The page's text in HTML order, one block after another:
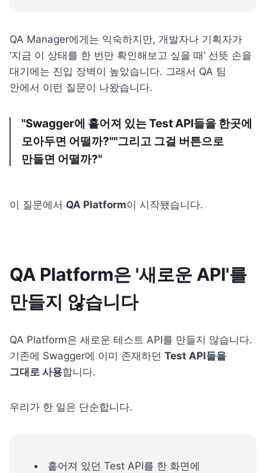
QA Manager에게는 익숙하지만, 개발자나 기획자가
‘지금 이 상태를 한 번만 확인해보고 싶을 때’ 선뜻 손을
대기에는 진입 장벽이 높았습니다. 그래서 QA 팀
안에서 이런 질문이 나왔습니다.
"Swagger에 흩어져 있는 Test API들을 한곳에
모아두면 어떨까?""그리고 그걸 버튼으로
만들면 어떨까?"
이 질문에서 QA Platform이 시작됐습니다.
QA Platform은 '새로운 API'를
만들지 않습니다
QA Platform은 새로운 테스트 API를 만들지 않습니다.
기존에 Swagger에 이미 존재하던 Test API들을
그대로 사용합니다.
우리가 한 일은 단순합니다.
흩어져 있던 Test API를 한 화면에